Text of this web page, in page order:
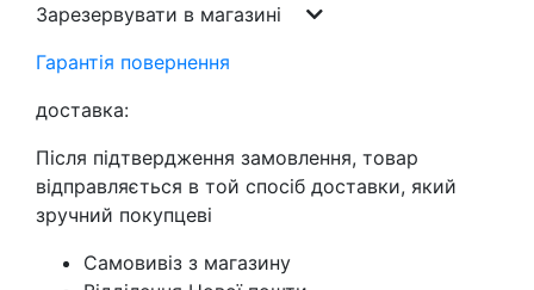
Зарезервувати в магазині
Гарантія повернення
доставка:
Після підтвердження замовлення, товар
відправляється в той спосіб доставки, який
зручний покупцеві
Самовивіз з магазину